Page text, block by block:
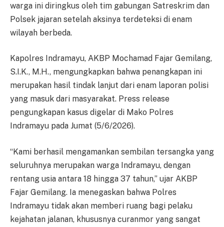
warga ini diringkus oleh tim gabungan Satreskrim dan
Polsek jajaran setelah aksinya terdeteksi di enam
wilayah berbeda.
Kapolres Indramayu, AKBP Mochamad Fajar Gemilang,
S.I.K., M.H., mengungkapkan bahwa penangkapan ini
merupakan hasil tindak lanjut dari enam laporan polisi
yang masuk dari masyarakat. Press release
pengungkapan kasus digelar di Mako Polres
Indramayu pada Jumat (5/6/2026).
“Kami berhasil mengamankan sembilan tersangka yang
seluruhnya merupakan warga Indramayu, dengan
rentang usia antara 18 hingga 37 tahun,” ujar AKBP
Fajar Gemilang. Ia menegaskan bahwa Polres
Indramayu tidak akan memberi ruang bagi pelaku
kejahatan jalanan, khususnya curanmor yang sangat